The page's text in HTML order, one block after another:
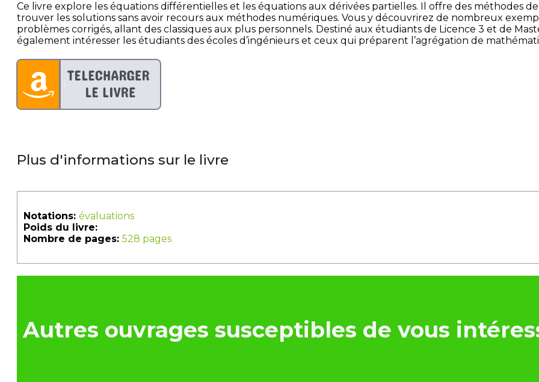
Ce livre explore les équations différentielles et les équations aux dérivées partielles. Il offre des méthodes
trouver les solutions sans avoir recours aux méthodes numériques. Vous y découvrirez de nombreux
problèmes corrigés, allant des classiques aux plus personnels. Destiné aux étudiants de Licence 3 et de
également intéresser les étudiants des écoles d’ingénieurs et ceux qui préparent l’agrégation de
Plus d'informations sur le livre
Notations: évaluations
Poids du livre:
Nombre de pages: 528 pages
Autres ouvrages susceptibles de vous